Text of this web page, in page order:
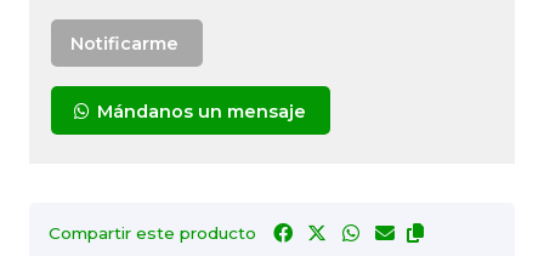
Notificarme
Mándanos un mensaje
Compartir este producto